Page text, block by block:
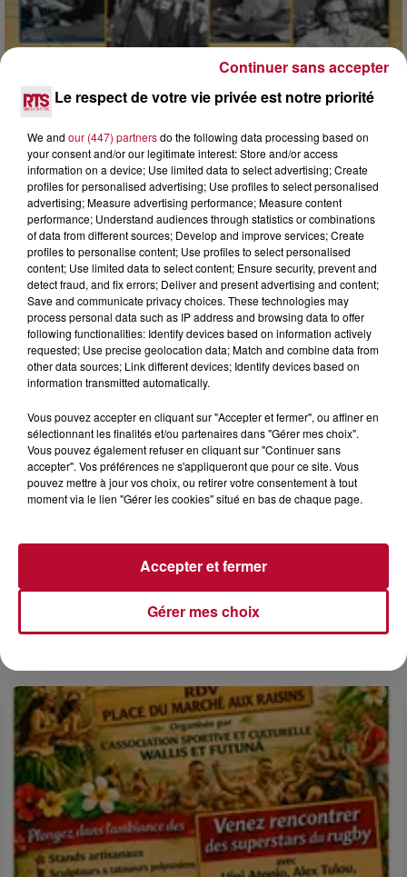
7 août 2026
DINER CONCERT À LA MJC DE MARSEILLAN
6 août 2026
NÎMES : « LE RÊVE DU GLADIATEUR » INVESTIT
LES ARÈNES CES 3...
Après un franc succès l'été dernier, le spectacle « Le Rêve
Le respect de votre vie privée est notre priorité
We and our (447) partnersdo the following data processing based on
your consent and/or our legitimate interest: Store and/or access
information on a device; Use limited data to select advertising; Create
profiles for personalised advertising; Use profiles to select personalised
advertising; Measure advertising performance; Measure content
performance; Understand audiences through statistics or combinations
of data from different sources; Develop and improve services; Create
profiles to personalise content; Use profiles to select personalised
content; Use limited data to select content; Ensure security, prevent and
detect fraud, and fix errors; Deliver and present advertising and content;
Save and communicate privacy choices. These technologies may
process personal data such as IP address and browsing data to offer
following functionalities: Identify devices based on information actively
requested; Use precise geolocation data; Match and combine data from
other data sources; Link different devices; Identify devices based on
information transmitted automatically.
Vous pouvez accepter en cliquant sur "Accepter et fermer", ou affiner en
sélectionnant les finalités et/ou partenaires dans "Gérer mes choix".
Vous pouvez également refuser en cliquant sur "Continuer sans
accepter". Vos préférences ne s'appliqueront que pour ce site. Vous
pouvez mettre à jour vos choix, ou retirer votre consentement à tout
moment via le lien "Gérer les cookies" situé en bas de chaque page.
Gérer mes choix
Accepter et fermer
Continuer sans accepter